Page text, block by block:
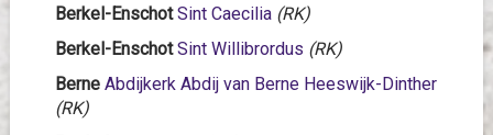
Berkel-Enschot Sint Caecilia (RK)
Berkel-Enschot Sint Willibrordus (RK)
Berne Abdijkerk Abdij van Berne Heeswijk-Dinther
(RK)